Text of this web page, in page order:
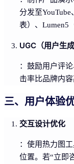
分发至YouTube
表）、Lumen5
UGC（用户生
：鼓励用户评
击率比品牌内容
三、用户体验
交互设计优化
：使用热力图
位置。若“立即